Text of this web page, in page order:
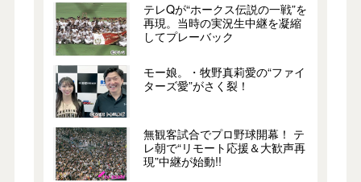
テレQが“ホークス伝説の一戦”を
再現。当時の実況生中継を凝縮
してプレーバック
モー娘。・牧野真莉愛の“ファイ
ターズ愛”がさく裂！
無観客試合でプロ野球開幕！ テ
レ朝で“リモート応援＆大歓声再
現”中継が始動!!